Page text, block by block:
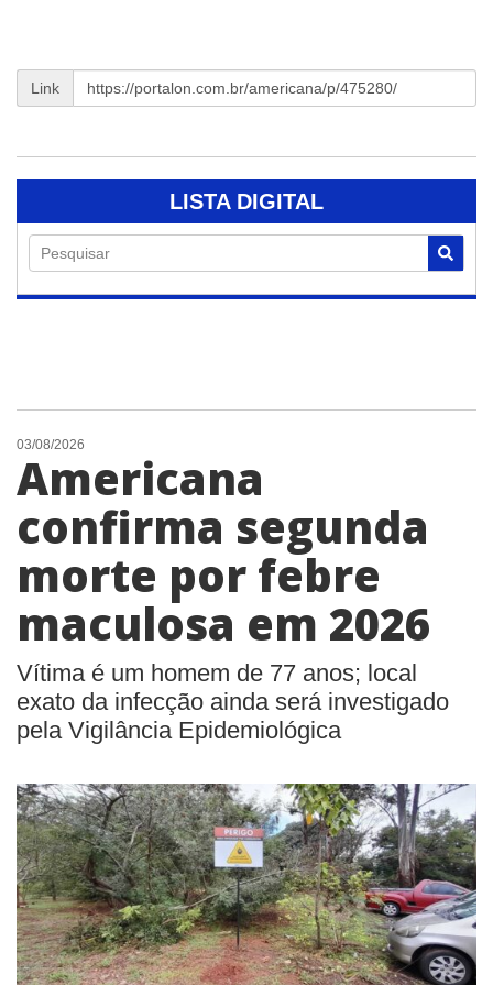
Link
LISTA DIGITAL
Pesquisar
03/08/2026
Americana
confirma segunda
morte por febre
maculosa em 2026
Vítima é um homem de 77 anos; local
exato da infecção ainda será investigado
pela Vigilância Epidemiológica